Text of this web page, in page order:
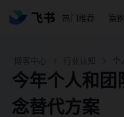
热门推荐 案
今年个人和团
念替代方案